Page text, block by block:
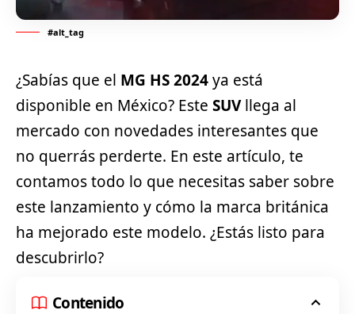
#alt_tag
¿Sabías que el MG HS 2024ya está
disponible en México? Este SUVllega al
mercado con novedades interesantes que
no querrás perderte. En este artículo, te
contamos todo lo que necesitas saber sobre
este lanzamiento y cómo la marca británica
ha mejorado este modelo. ¿Estás listo para
descubrirlo?
Contenido